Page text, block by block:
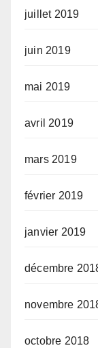
juillet 2019
juin 2019
mai 2019
avril 2019
mars 2019
février 2019
janvier 2019
décembre
novembre
octobre 2018